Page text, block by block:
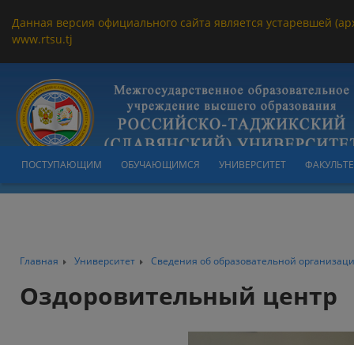
Данная версия официального сайта является устаревшей
www.rtsu.tj
ПОСТУПАЮЩИМ ОБУЧАЮЩИМСЯ УНИВЕРСИТЕТ
Главная Университет Сведения об образовательной
Оздоровительный центр